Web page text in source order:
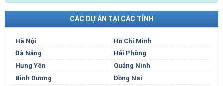
CÁC DỰ ÁN TẠI CÁC TỈNH
Hà Nội
Hồ Chí Minh
Đà Nẵng
Hải Phòng
Hưng Yên
Quảng Ninh
Bình Dương
Đồng Nai